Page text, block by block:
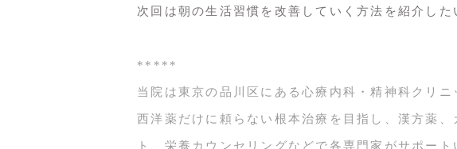
次回は朝の生活習慣を改善していく方法を紹介した
*****
当院は東京の品川区にある心療内科・精神科クリニ
西洋薬だけに頼らない根本治療を目指し、漢方薬
ト、栄養カウンセリングなどで各専門家がサポート